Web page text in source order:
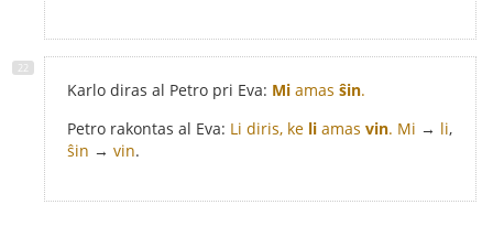
Karlo diras al Petro pri Eva: Mi amas ŝin.
Petro rakontas al Eva: Li diris, ke li amas vin. Mi → li,
ŝin → vin.